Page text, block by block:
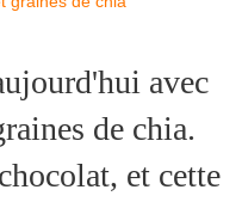
avec
de chia.
et cette